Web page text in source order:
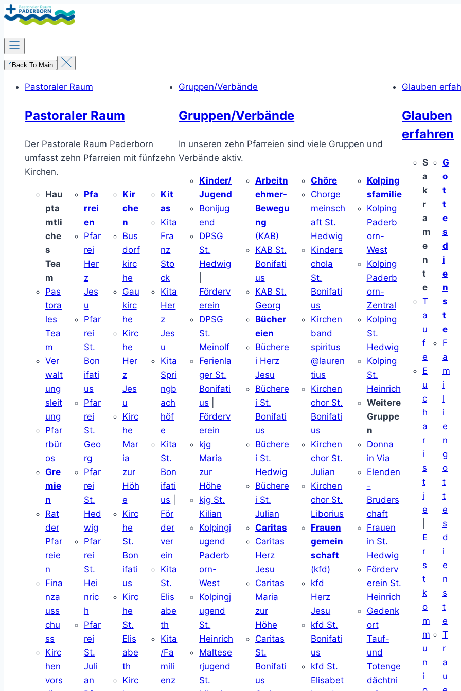
Zum
Inhalt
springen
Back To Main
Pastoraler Raum
Pastoraler Raum
Der Pastorale Raum Paderborn
umfasst zehn Pfarreien mit fünfzehn
Kirchen.
Hau
pta
mtli
che
s
Tea
m
Pas
tora
les
Tea
m
Ver
walt
ung
sleit
ung
Pfar
rbür
os
Gre
mie
n
Rat
der
Pfar
reie
n
Fina
nza
uss
chu
ss
Kirc
hen
vors
Pfa
rrei
en
Pfar
rei
Her
z
Jes
u
Pfar
rei
St.
Bon
ifati
us
Pfar
rei
St.
Geo
rg
Pfar
rei
St.
Hed
wig
Pfar
rei
St.
Hei
nric
h
Pfar
rei
St.
Juli
an
Kir
che
n
Bus
dorf
kirc
he
Gau
kirc
he
Kirc
he
Her
z
Jes
u
Kirc
he
Mar
ia
zur
Höh
e
Kirc
he
St.
Bon
ifati
us
Kirc
he
St.
Elis
abe
th
Kirc
Kit
as
Kita
Fra
nz
Sto
ck
Kita
Her
z
Jes
u
Kita
Spri
ngb
ach
höf
e
Kita
St.
Bon
ifati
us
För
der
ver
ein
Kita
St.
Elis
abe
th
Kita
/Fa
mili
enz
Gruppen/Verbände
Gruppen/Verbände
In unseren zehn Pfarreien sind viele Gruppen und
Verbände aktiv.
Kinder/
Jugend
Bonijug
end
DPSG
St.
Hedwig
Förderv
erein
DPSG
St.
Meinolf
Ferienla
ger St.
Bonifati
us
Förderv
erein
kjg
Maria
zur
Höhe
kjg St.
Kilian
Kolpingj
ugend
Paderb
orn-
West
Kolpingj
ugend
St.
Heinrich
Maltese
rjugend
St.
Arbeitn
ehmer-
Bewegu
ng
(KAB)
KAB St.
Bonifati
us
KAB St.
Georg
Bücher
eien
Büchere
i Herz
Jesu
Büchere
i St.
Bonifati
us
Büchere
i St.
Hedwig
Büchere
i St.
Julian
Caritas
Caritas
Herz
Jesu
Caritas
Maria
zur
Höhe
Caritas
St.
Bonifati
us
Chöre
Chorge
meinsch
aft St.
Hedwig
Kinders
chola
St.
Bonifati
us
Kirchen
band
spiritus
@lauren
tius
Kirchen
chor St.
Bonifati
us
Kirchen
chor St.
Julian
Kirchen
chor St.
Liborius
Frauen
gemein
schaft
(kfd)
kfd
Herz
Jesu
kfd St.
Bonifati
us
kfd St.
Elisabet
Kolping
sfamilie
Kolping
Paderb
orn-
West
Kolping
Paderb
orn-
Zentral
Kolping
St.
Hedwig
Kolping
St.
Heinrich
Weitere
Gruppe
n
Donna
in Via
Elenden
-
Bruders
chaft
Frauen
in St.
Hedwig
Förderv
erein St.
Heinrich
Gedenk
ort
Tauf-
und
Totenge
dächtni
Glauben
Glauben
erfahren
S
a
k
r
a
m
e
n
t
e
T
a
u
f
e
E
u
c
h
a
r
i
s
t
i
e
E
r
s
t
k
o
m
m
u
n
i
G
o
t
t
e
s
d
i
e
n
s
t
e
F
a
m
i
l
i
e
n
g
o
t
t
e
s
d
i
e
n
s
t
e
T
r
a
u